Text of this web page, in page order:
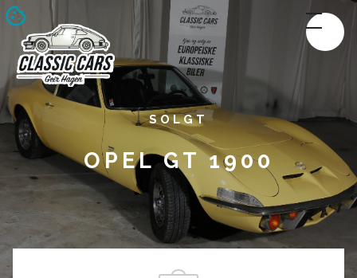
SOLGT
OPEL GT 1900